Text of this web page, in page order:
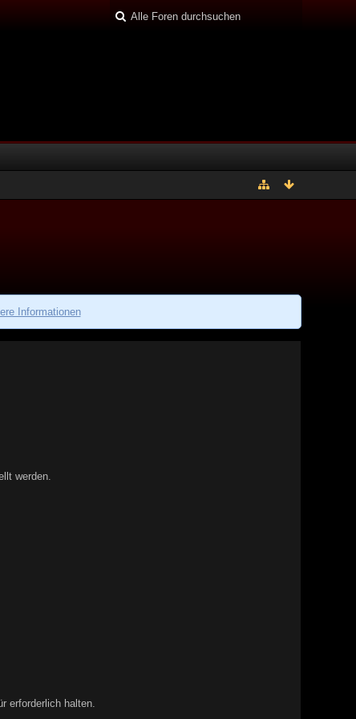
Informationen
werden.
erforderlich halten.